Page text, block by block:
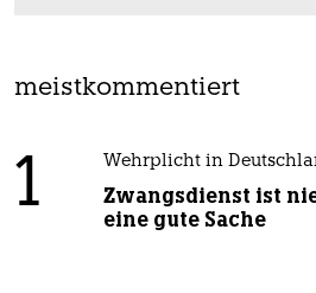
meistkommentiert
1 Wehrplicht in
Zwangsdienst ist
eine gute Sache